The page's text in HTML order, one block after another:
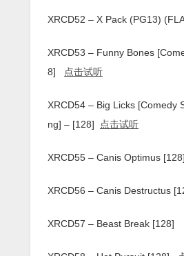
XRCD52 – X Pack (PG13)
XRCD53 – Funny Bones
8]
点击试听
XRCD54 – Big Licks [Comedy
ng] – [128]
点击试听
XRCD55 – Canis Optimus
XRCD56 – Canis Destructus
XRCD57 – Beast Break [128]